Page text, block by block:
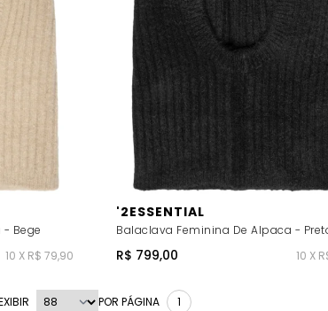
Bege
10 X R$ 79,90
'2ESSENTIAL
Balaclava Feminina De Alpaca -
R$ 799,00 10 X
POR PÁGINA 1